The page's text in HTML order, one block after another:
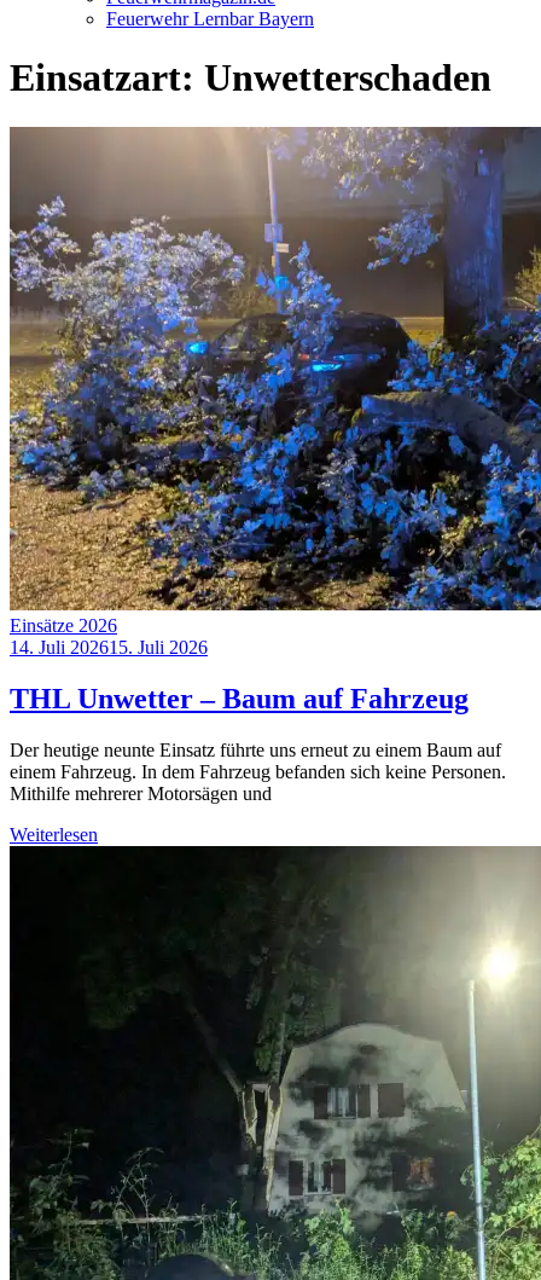
Feuerwehr Lernbar Bayern
Einsatzart: Unwetterschaden
Einsätze 2026
14. Juli 202615. Juli 2026
THL Unwetter – Baum auf Fahrzeug
Der heutige neunte Einsatz führte uns erneut zu einem Baum auf
einem Fahrzeug. In dem Fahrzeug befanden sich keine Personen.
Mithilfe mehrerer Motorsägen und
Weiterlesen